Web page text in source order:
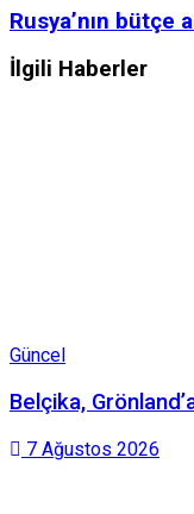
Rusya’nın bütçe
İlgili Haberler
Güncel
Belçika,
7 Ağustos 2026